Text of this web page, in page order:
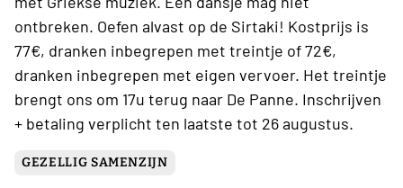
ontbreken. Oefen alvast op de Sirtaki! Kostprijs is
77€, dranken inbegrepen met treintje of 72€,
dranken inbegrepen met eigen vervoer. Het treintje
brengt ons om 17u terug naar De Panne. Inschrijven
+ betaling verplicht ten laatste tot 26 augustus.
GEZELLIG SAMENZIJN